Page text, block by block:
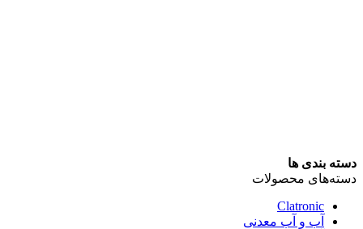
دسته بندی ها
دسته‌های محصولات
Clatronic
آب و آب معدنی